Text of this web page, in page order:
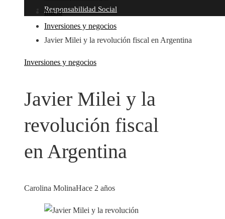
Responsabilidad Social
Inicio
Inversiones y negocios
Javier Milei y la revolución fiscal en Argentina
Inversiones y negocios
Javier Milei y la
revolución fiscal
en Argentina
Carolina MolinaHace 2 años